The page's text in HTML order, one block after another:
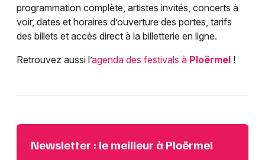
programmation complète, artistes invités, concerts à
voir, dates et horaires d’ouverture des portes, tarifs
des billets et accès direct à la billetterie en ligne.
Retrouvez aussi l’agenda des festivals à Ploërmel !
Newsletter : le meilleur à Ploërmel